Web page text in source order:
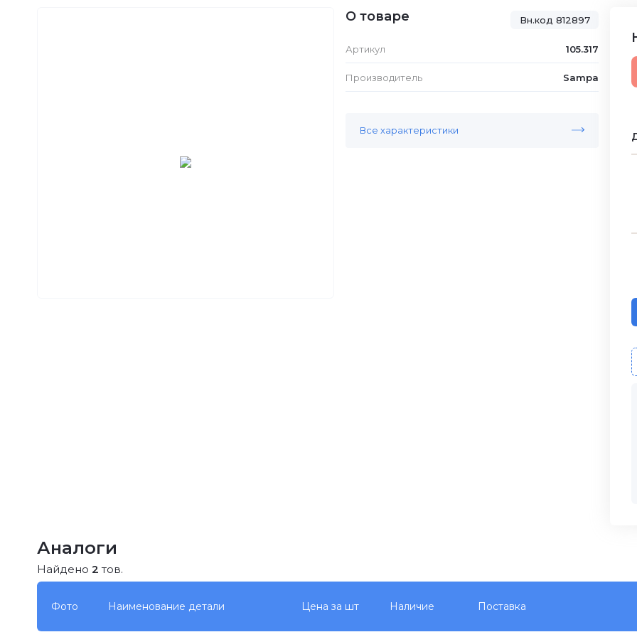
Вн.код 812897
О товаре
Артикул 105.317
Производитель Sampa
Все характеристики
Аналоги
Найдено 2 тов.
Фото Наименование детали Цена за шт Наличие Поставка